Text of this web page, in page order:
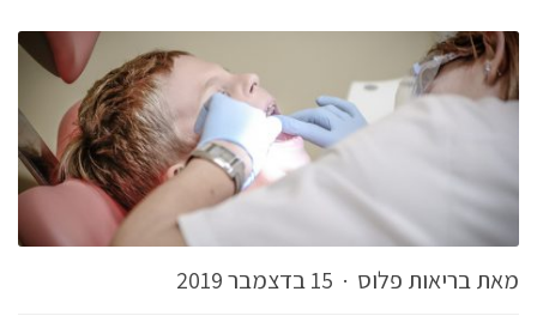
מאת בריאות פלוס · 15 בדצמבר 2019